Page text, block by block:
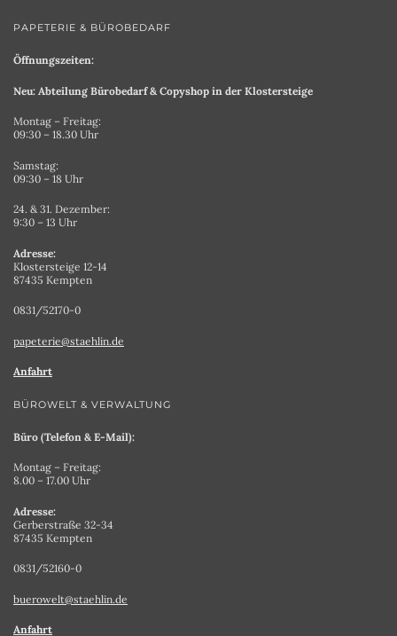
PAPETERIE & BÜROBEDARF
Öffnungszeiten:
Neu: Abteilung Bürobedarf & Copyshop in der Klostersteige
Montag – Freitag:
09:30 – 18.30 Uhr
Samstag:
09:30 – 18 Uhr
24. & 31. Dezember:
9:30 – 13 Uhr
Adresse:
Klostersteige 12-14
87435 Kempten
0831/52170-0
papeterie@staehlin.de
Anfahrt
BÜROWELT & VERWALTUNG
Büro (Telefon & E-Mail):
Montag – Freitag:
8.00 – 17.00 Uhr
Adresse:
Gerberstraße 32-34
87435 Kempten
0831/52160-0
buerowelt@staehlin.de
Anfahrt